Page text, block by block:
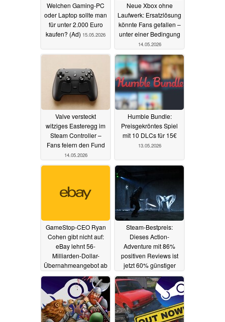
Welchen Gaming-PC
oder Laptop sollte man
für unter 2.000 Euro
kaufen? (Ad) 15.05.2026
Neue Xbox ohne
Laufwerk: Ersatzlösung
könnte Fans gefallen –
unter einer Bedingung
14.05.2026
Valve versteckt
witziges Easteregg im
Steam Controller –
Fans feiern den Fund
14.05.2026
Humble Bundle:
Preisgekröntes Spiel
mit 10 DLCs für 15€
13.05.2026
GameStop-CEO Ryan
Cohen gibt nicht auf:
eBay lehnt 56-
Milliarden-Dollar-
Übernahmeangebot ab
13.05.2026
Steam-Bestpreis:
Dieses Action-
Adventure mit 86%
positiven Reviews ist
jetzt 60% günstiger
13.05.2026